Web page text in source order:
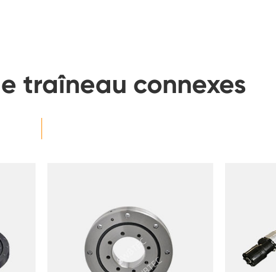
traîneau connexes